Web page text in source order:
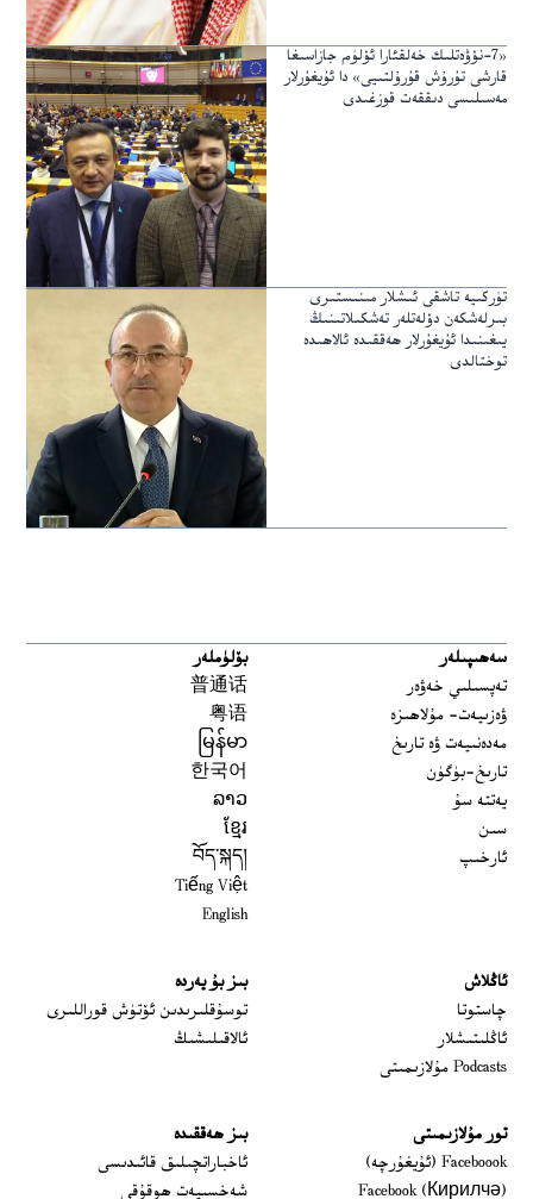
«7-نۆۋەتلىك خەلقئارا ئۆلۈم جازاسىغا
قارشى تۇرۇش قۇرۇلتىيى» دا ئۇيغۇرلار
مەسىلىسى دىققەت قوزغىدى
تۈركىيە تاشقى ئىشلار مىنىستىرى
بىرلەشكەن دۆلەتلەر تەشكىلاتىنىڭ
يىغىنىدا ئۇيغۇرلار ھەققىدە ئالاھىدە
توختالدى
سەھىپىلەر
تەپسىلىي خەۋەر
ۋەزىيەت- مۇلاھىزە
مەدەنىيەت ۋە تارىخ
تارىخ-بۈگۈن
يەتتە سۇ
سىن
ئارخىپ
بۆلۈملەر
普通话
粤语
မြန်မာ
한국어
ລາວ
ខ្មែរ
བོད་སྐད།
Tiếng Việt
English
ئاڭلاش
چاستوتا
ئاڭلىتىشلار
Podcasts مۇلازىمىتى
بىز بۇ يەردە
توسۇقلىرىدىن ئۆتۈش قوراللىرى
ئالاقىلىشىڭ
تور مۇلازىمىتى
Faceboook (ئۇيغۇرچە)
Opens in new window
Facebook (Кирилчә)
Opens in new window
بىز ھەققىدە
ئاخباراتچىلىق قائىدىسى
شەخسىيەت ھوقۇقى